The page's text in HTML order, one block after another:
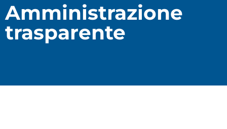
Amministrazione
trasparente